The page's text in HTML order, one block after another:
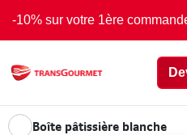
-10% sur votre 1ère
Boîte pâtissière blanche